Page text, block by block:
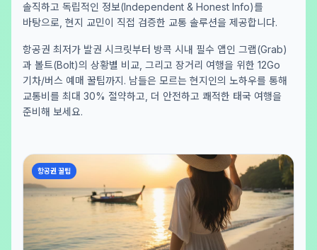
솔직하고 독립적인 정보(Independent & Honest Info)를
바탕으로, 현지 교민이 직접 검증한 교통 솔루션을 제공합니다.
항공권 최저가 발권 시크릿부터 방콕 시내 필수 앱인 그랩(Grab)
과 볼트(Bolt)의 상황별 비교, 그리고 장거리 여행을 위한 12Go
기차/버스 예매 꿀팁까지. 남들은 모르는 현지인의 노하우를 통해
교통비를 최대 30% 절약하고, 더 안전하고 쾌적한 태국 여행을
준비해 보세요.
항공권 꿀팁